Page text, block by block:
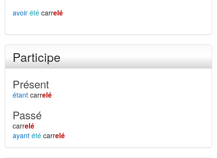
avoir été carrelé
Participe
Présent
étant carrelé
Passé
carrelé
ayant été carrelé